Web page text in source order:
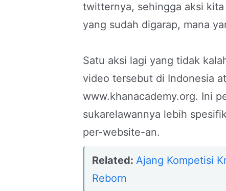
twitternya, sehingga aksi
yang sudah digarap, mana
Satu aksi lagi yang tidak
video tersebut di Indonesia
www.khanacademy.org. Ini
sukarelawannya lebih
per-website-an.
Related: Ajang Kompetisi
Reborn